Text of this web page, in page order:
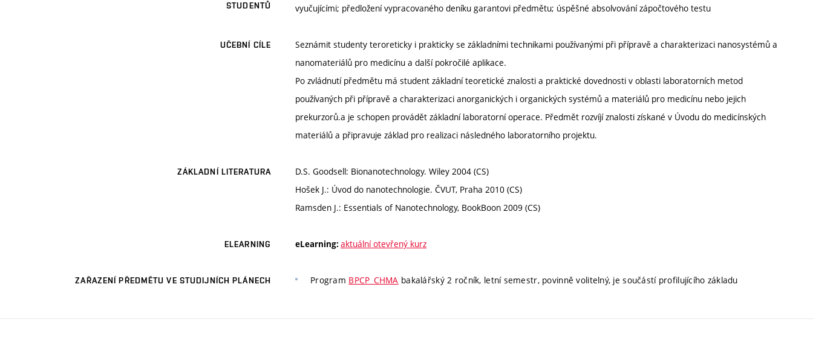
STUDENTŮ
vyučujícími; předložení vypracovaného deníku garantovi předmětu; úspěšné absolvování zápočtového testu
UČEBNÍ CÍLE
Seznámit studenty teroreticky i prakticky se základními technikami používanými při přípravě a charakterizaci nanosystémů a
nanomateriálů pro medicínu a další pokročilé aplikace.
Po zvládnutí předmětu má student základní teoretické znalosti a praktické dovednosti v oblasti laboratorních metod
používaných při přípravě a charakterizaci anorganických i organických systémů a materiálů pro medicínu nebo jejich
prekurzorů.a je schopen provádět základní laboratorní operace. Předmět rozvíjí znalosti získané v Úvodu do medicínských
materiálů a připravuje základ pro realizaci následného laboratorního projektu.
ZÁKLADNÍ LITERATURA
D.S. Goodsell: Bionanotechnology. Wiley 2004 (CS)
Hošek J.: Úvod do nanotechnologie. ČVUT, Praha 2010 (CS)
Ramsden J.: Essentials of Nanotechnology, BookBoon 2009 (CS)
ELEARNING eLearning: aktuální otevřený kurz
ZAŘAZENÍ PŘEDMĚTU VE STUDIJNÍCH PLÁNECH Program BPCP_CHMA bakalářský 2 ročník, letní semestr, povinně volitelný, je součástí profilujícího základu